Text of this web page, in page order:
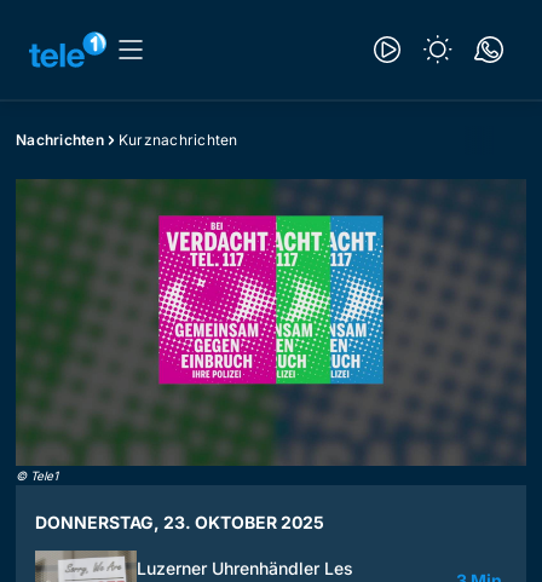
Nachrichten Kurznachrichten
© Tele1
DONNERSTAG, 23. OKTOBER 2025
Luzerner Uhrenhändler Les